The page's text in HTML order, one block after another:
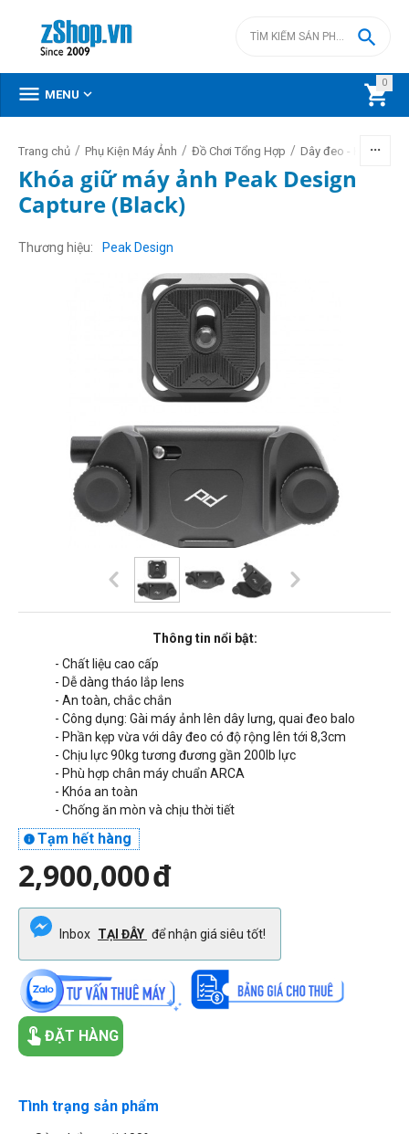
0


 MENU 
Trang chủ / Phụ Kiện Máy Ảnh / Đồ Chơi Tổng Hợp / Dây đeo - Handtrap
Khóa giữ máy ảnh Peak Design
Capture (Black)
Thương hiệu Peak Design
Thông tin nổi bật:
- Chất liệu cao cấp
- Dễ dàng tháo lắp lens
- An toàn, chắc chắn
- Công dụng: Gài máy ảnh lên dây lưng, quai đeo balo
- Phần kẹp vừa với dây đeo có độ rộng lên tới 8,3cm
- Chịu lực 90kg tương đương gần 200lb lực
- Phù hợp chân máy chuẩn ARCA
- Khóa an toàn
- Chống ăn mòn và chịu thời tiết
Tạm hết hàng

2,900,000đ
Inbox TẠI ĐÂY để nhận giá siêu tốt!
ĐẶT HÀNG
Tình trạng sản phẩm